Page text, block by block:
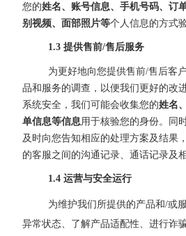
您的姓名、 账号信息、手机号码、订
别视频、面部照片等个人信息的方式
1.3 提供售前/售后服务
为更好地向您提供售前/售后客
品和服务的调查，以便我们更好的改
系统安全，我们可能会收集您的姓名、
单信息等信息 用于核验您的身份。同
及时向您告知相应的处理方案及结果
的客服之间的沟通记录、通话记录及
1.4 运营与安全运行
为维护我们所提供的产品和/或
异常状态、了解产品适配性、进行诈